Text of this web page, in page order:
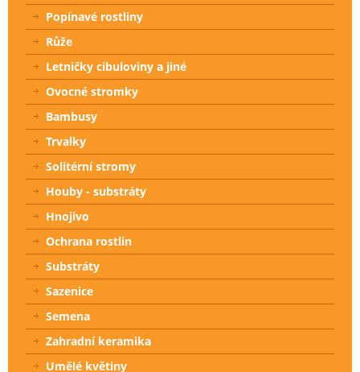
Popínavé rostliny
Růže
Letničky cibuloviny a jiné
Ovocné stromky
Bambusy
Trvalky
Solitérní stromy
Houby - substráty
Hnojivo
Ochrana rostlin
Substráty
Sazenice
Semena
Zahradní keramika
Umělé květiny